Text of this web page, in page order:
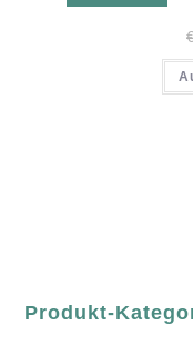
Produkt-